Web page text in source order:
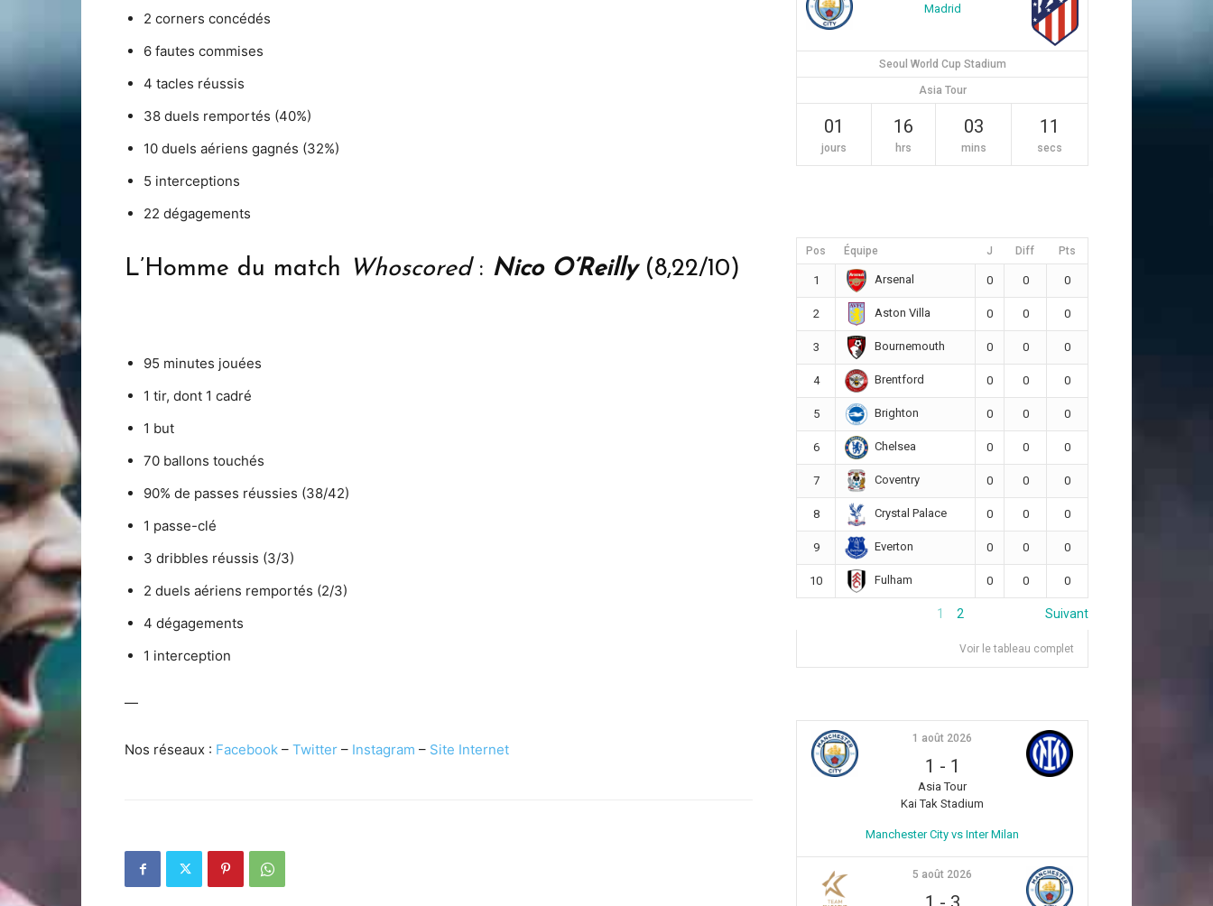
2 corners concédés
6 fautes commises
4 tacles réussis
38 duels remportés (40%)
10 duels aériens gagnés (32%)
5 interceptions
22 dégagements
L’Homme du match Whoscored : Nico O’Reilly (8,22/10)
95 minutes jouées
1 tir, dont 1 cadré
1 but
70 ballons touchés
90% de passes réussies (38/42)
1 passe-clé
3 dribbles réussis (3/3)
2 duels aériens remportés (2/3)
4 dégagements
1 interception
—
Nos réseaux : Facebook – Twitter – Instagram – Site Internet
Madrid
Seoul World Cup Stadium
Asia Tour
01
jours
16
hrs
03
mins
10
secs
Pos Équipe J Diff Pts
1 Arsenal 0 0 0
2 Aston Villa 0 0 0
3 Bournemouth 0 0 0
4 Brentford 0 0 0
5 Brighton 0 0 0
6 Chelsea 0 0 0
7 Coventry 0 0 0
8 Crystal Palace 0 0 0
9 Everton 0 0 0
10 Fulham 0 0 0
1 2 Suivant
Voir le tableau complet
1 août 2026
1 - 1
Asia Tour
Kai Tak Stadium
Manchester City vs Inter Milan
5 août 2026